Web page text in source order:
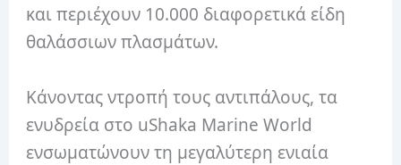
και περιέχουν 10.000 διαφορετικά είδη
θαλάσσιων πλασμάτων.
Κάνοντας ντροπή τους αντιπάλους, τα
ενυδρεία στο uShaka Marine World
ενσωματώνουν τη μεγαλύτερη ενιαία